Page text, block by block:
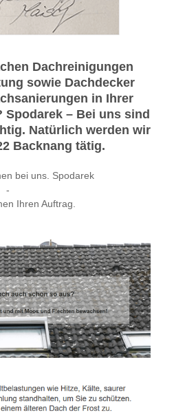
Dachreinigungen
sowie Dachdecker
in Ihrer
Spodarek – Bei uns sind
Natürlich werden wir
Backnang tätig.
bei uns. Spodarek
-
Ihren Auftrag.